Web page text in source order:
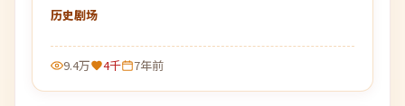
了彼此的人生。
历史剧场
9.4万 4千 7年前
99:53